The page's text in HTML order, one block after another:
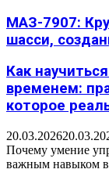
МАЗ-7907:
шасси,
Как
временем:
которое
20.03.2026
Почему умение
важным навыком в